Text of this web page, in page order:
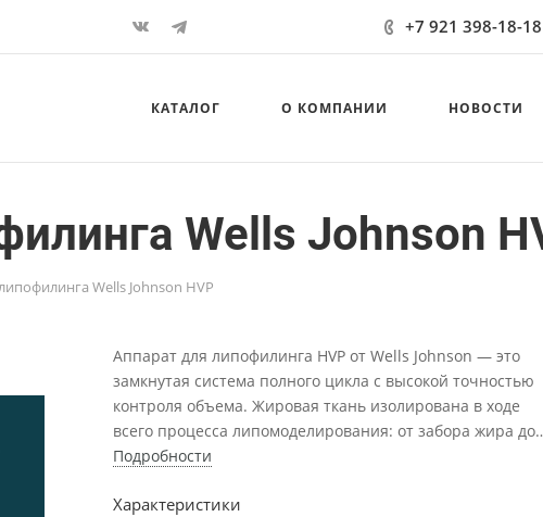
+7 921 398-18-18
КАТАЛОГ О КОМПАНИИ НОВОСТИ
Wells Johnson
Wells Johnson HVP
Аппарат для липофилинга HVP от Wells Johnson — это
замкнутая система полного цикла с высокой точностью
контроля объема. Жировая ткань изолирована в ходе
всего процесса липомоделирования: от забора жира до
его повторной инъекции. Такая система помогает
скоростью и давлением. Благодаря HVP™ материал не
Подробности
Характеристики